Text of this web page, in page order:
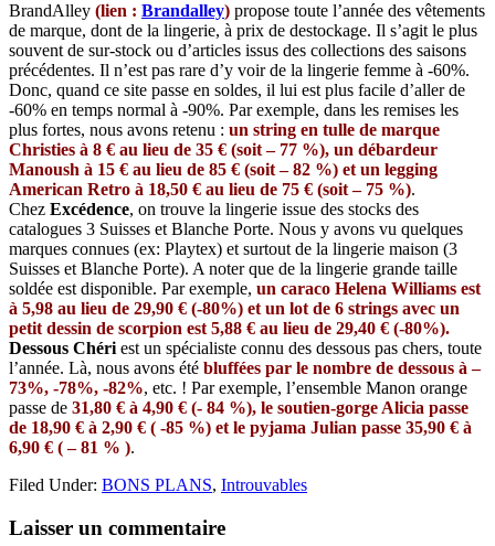
BrandAlley (lien : Brandalley) propose toute l’année des vêtements
de marque, dont de la lingerie, à prix de destockage. Il s’agit le plus
souvent de sur-stock ou d’articles issus des collections des saisons
précédentes. Il n’est pas rare d’y voir de la lingerie femme à -60%.
Donc, quand ce site passe en soldes, il lui est plus facile d’aller de
-60% en temps normal à -90%. Par exemple, dans les remises les
plus fortes, nous avons retenu : un string en tulle de marque
Christies à 8 € au lieu de 35 € (soit – 77 %), un débardeur
Manoush à 15 € au lieu de 85 € (soit – 82 %) et un legging
American Retro à 18,50 € au lieu de 75 € (soit – 75 %).
Chez Excédence, on trouve la lingerie issue des stocks des
catalogues 3 Suisses et Blanche Porte. Nous y avons vu quelques
marques connues (ex: Playtex) et surtout de la lingerie maison (3
Suisses et Blanche Porte). A noter que de la lingerie grande taille
soldée est disponible. Par exemple, un caraco Helena Williams est
à 5,98 au lieu de 29,90 € (-80%) et un lot de 6 strings avec un
petit dessin de scorpion est 5,88 € au lieu de 29,40 € (-80%).
Dessous Chériest un spécialiste connu des dessous pas chers, toute
l’année. Là, nous avons été bluffées par le nombre de dessous à –
73%, -78%, -82%, etc. ! Par exemple, l’ensemble Manon orange
passe de 31,80 € à 4,90 € (- 84 %), le soutien-gorge Alicia passe
de 18,90 € à 2,90 € ( -85 %) et le pyjama Julian passe 35,90 € à
6,90 € ( – 81 % ).
Filed Under: BONS PLANS, Introuvables
Reader
Laisser un commentaire